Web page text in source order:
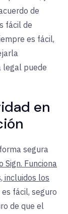
de
fácil de
es fácil,
legal puede
en
segura
Sign. Funciona
incluidos los
fácil, seguro
de que el